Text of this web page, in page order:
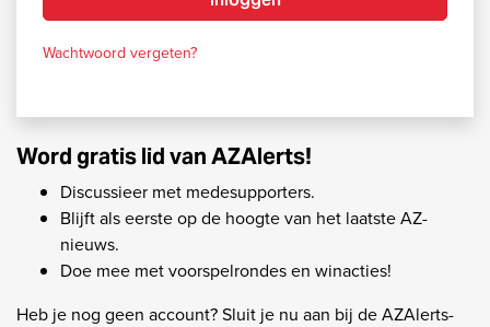
Wachtwoord vergeten?
Word gratis lid van AZAlerts!
Discussieer met medesupporters.
Blijft als eerste op de hoogte van het laatste AZ-
nieuws.
Doe mee met voorspelrondes en winacties!
Heb je nog geen account? Sluit je nu aan bij de AZAlerts-